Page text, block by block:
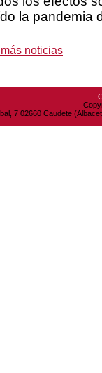
la pandemia
noticias
7 02660 Caudete